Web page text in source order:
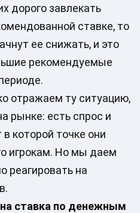
дорого завлекать
ставке, то
ее снижать, и это
рекомендуемые
отражаем ту ситуацию,
рынке: есть спрос и
которой точке они
игрокам. Но мы даем
реагировать на
ставка по денежным